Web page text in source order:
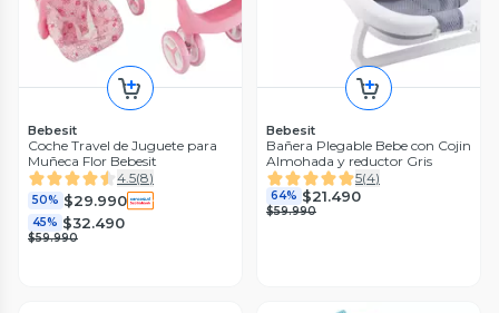
Bebesit
Coche Travel de Juguete para
Muñeca Flor Bebesit
4.5(8)
50% $29.990
45% $32.490
$59.990
Bebesit
Bañera Plegable Bebe con Cojin
Almohada y reductor Gris
5(4)
64% $21.490
$59.990